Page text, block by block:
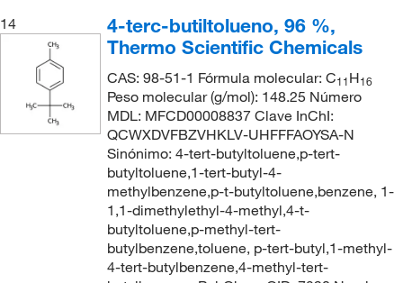
14
4-terc-butiltolueno, 96 %,
Thermo Scientific Chemicals
CAS: 98-51-1 Fórmula molecular: C11H16
Peso molecular (g/mol): 148.25 Número
MDL: MFCD00008837 Clave InChI:
QCWXDVFBZVHKLV-UHFFFAOYSA-N
Sinónimo: 4-tert-butyltoluene,p-tert-
butyltoluene,1-tert-butyl-4-
methylbenzene,p-t-butyltoluene,benzene, 1-
1,1-dimethylethyl-4-methyl,4-t-
butyltoluene,p-methyl-tert-
butylbenzene,toluene, p-tert-butyl,1-methyl-
4-tert-butylbenzene,4-methyl-tert-